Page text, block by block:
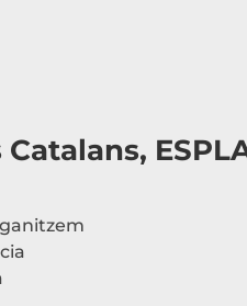
Catalans,